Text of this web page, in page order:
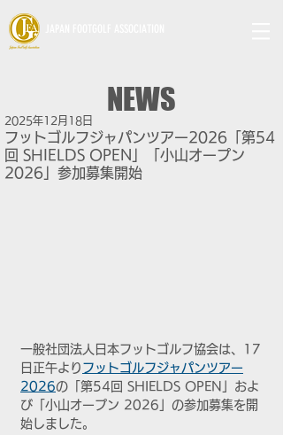
NEWS
フットゴルフジャパンツアー2026「第54
回 SHIELDS OPEN」「小山オープン
2026」参加募集開始
2025年12月18日
一般社団法人日本フットゴルフ協会は、17
日正午より フットゴルフジャパンツアー
2026の「第54回 SHIELDS OPEN」およ
び「小山オープン 2026」の参加募集を開
始しました。